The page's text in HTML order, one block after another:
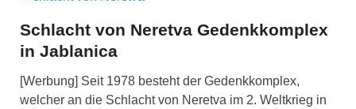
Schlacht von Neretva Gedenkkomplex
in Jablanica
[Werbung] Seit 1978 besteht der Gedenkkomplex,
welcher an die Schlacht von Neretva im 2. Weltkrieg in